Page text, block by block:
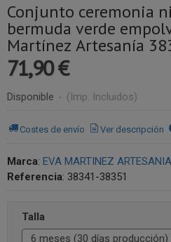
Conjunto ceremonia
bermuda verde
Martínez Artesanía
71,90 €
Disponible - (Imp. Incluidos)
Costes de envío Ver descripción
Marca: EVA MARTINEZ
Referencia: 38341-38351
Talla